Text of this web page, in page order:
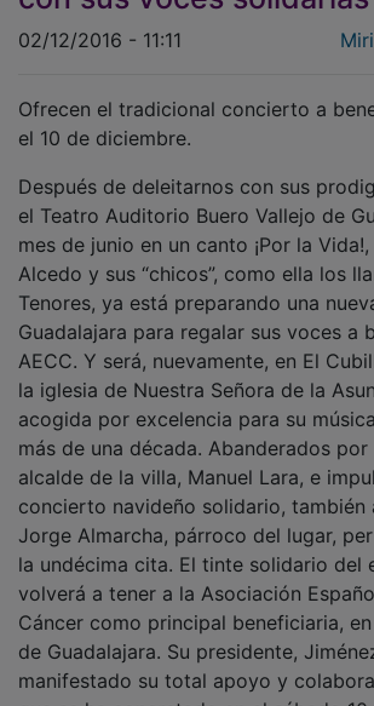
el 10 de diciembre.
el Teatro Auditorio Buero Vallejo de
mes de junio en un canto ¡Por la Vida!,
Alcedo y sus “chicos”, como ella los
Tenores, ya está preparando una
Guadalajara para regalar sus voces a
AECC. Y será, nuevamente, en El
la iglesia de Nuestra Señora de la
acogida por excelencia para su
más de una década. Abanderados
alcalde de la villa, Manuel Lara, e
concierto navideño solidario, también
Jorge Almarcha, párroco del lugar,
la undécima cita. El tinte solidario del
volverá a tener a la Asociación
Cáncer como principal beneficiaria, en
de Guadalajara. Su presidente,
manifestado su total apoyo y
que se ha concretado en el sábado 10